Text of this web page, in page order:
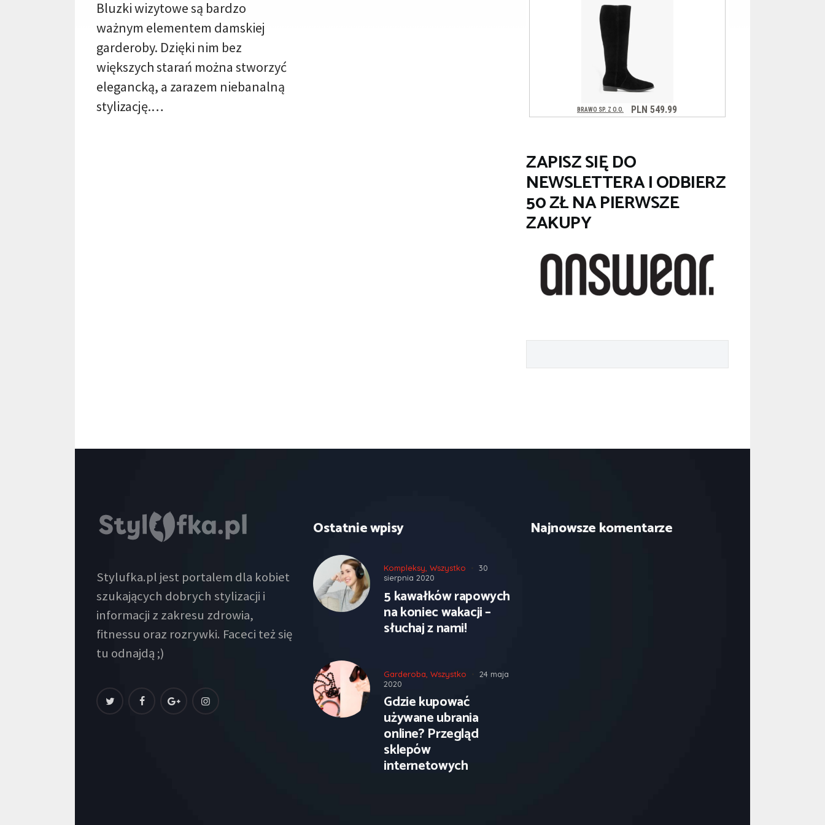
Bluzki wizytowe są bardzo
ważnym elementem damskiej
garderoby. Dzięki nim bez
większych starań można stworzyć
elegancką, a zarazem niebanalną
stylizację.…
ZAPISZ SIĘ DO
NEWSLETTERA I ODBIERZ
50 ZŁ NA PIERWSZE
ZAKUPY
Stylufka.pl jest portalem dla kobiet
szukających dobrych stylizacji i
informacji z zakresu zdrowia,
fitnessu oraz rozrywki. Faceci też się
tu odnajdą ;)
Ostatnie wpisy
Kompleksy,Wszystko
30
sierpnia 2020
5 kawałków rapowych
na koniec wakacji –
słuchaj z nami!
Garderoba ,Wszystko
24 maja
2020
Gdzie kupować
używane ubrania
online? Przegląd
sklepów
internetowych
Najnowsze komentarze